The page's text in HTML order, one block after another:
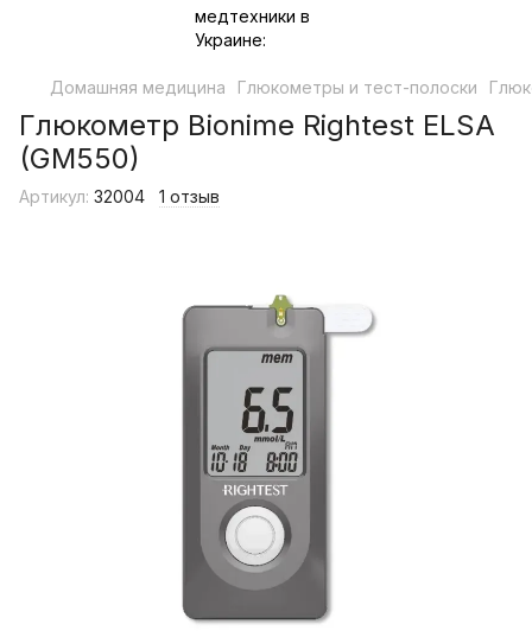
Домашняя медицина Глюкометры и тест-полоски
Глюкометр Bionime Rightest ELSA
(GM550)
Артикул: 32004 1 отзыв